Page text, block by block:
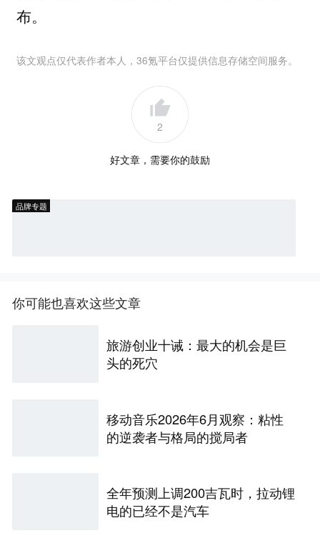
布。
该文观点仅代表作者本人，36氪平台仅提供信息存储空间服务。
2
好文章，需要你的鼓励
品牌专题
你可能也喜欢这些文章
旅游创业十诫：最大的机会是巨
头的死穴
移动音乐2026年6月观察：粘性
的逆袭者与格局的搅局者
全年预测上调200吉瓦时，拉动锂
电的已经不是汽车